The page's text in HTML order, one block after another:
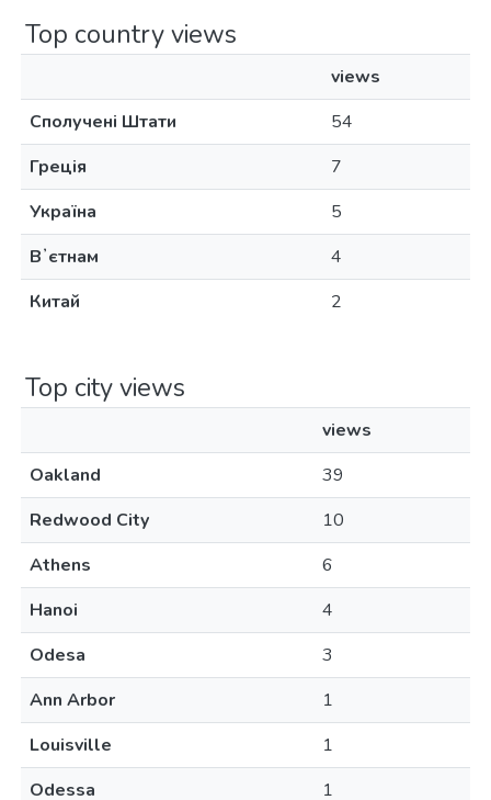
Top country views
views
Сполучені Штати
54
Греція
7
Україна
5
Вʼєтнам
4
Китай
2
Top city views
views
Oakland
39
Redwood City
10
Athens
6
Hanoi
4
Odesa
3
Ann Arbor
1
Louisville
1
Odessa
1